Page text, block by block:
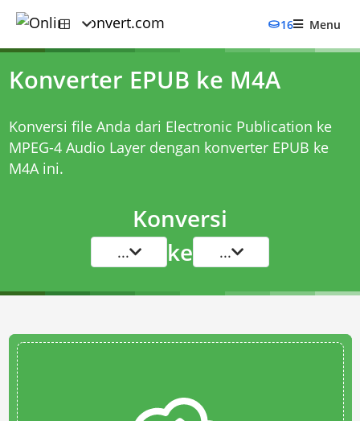
16 Menu
Konverter EPUB ke M4A
Konversi file Anda dari Electronic Publication ke
MPEG-4 Audio Layer dengan konverter EPUB ke
M4Aini.
Konversi
... ke ...